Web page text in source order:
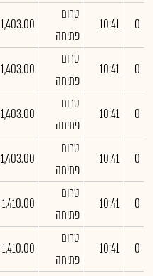
0
10:41
טרום
פתיחה
1,403.00
0
10:41
טרום
פתיחה
1,403.00
0
10:41
טרום
פתיחה
1,403.00
0
10:41
טרום
פתיחה
1,403.00
0
10:41
טרום
פתיחה
1,410.00
0
10:41
טרום
פתיחה
1,410.00